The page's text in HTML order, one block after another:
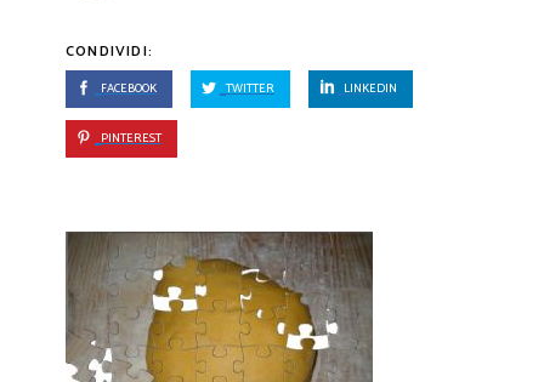
CONDIVIDI:
FACEBOOK TWITTER LINKEDIN
PINTEREST